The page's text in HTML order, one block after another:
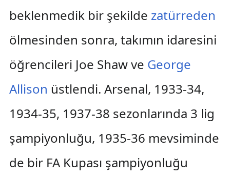
beklenmedik bir şekilde zatürreden
ölmesinden sonra, takımın idaresini
öğrencileri Joe Shaw ve George
Allison üstlendi. Arsenal, 1933-34,
1934-35, 1937-38 sezonlarında 3 lig
şampiyonluğu, 1935-36 mevsiminde
de bir FA Kupası şampiyonluğu